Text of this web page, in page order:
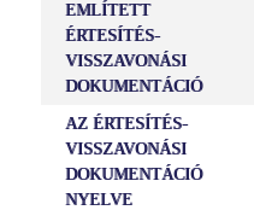
EMLÍTETT
ÉRTESÍTÉS-
VISSZAVONÁSI
DOKUMENTÁCIÓ
AZ ÉRTESÍTÉS-
VISSZAVONÁSI
DOKUMENTÁCIÓ
NYELVE